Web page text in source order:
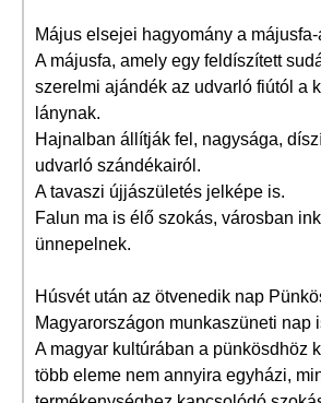
Május elsejei hagyomány a
A májusfa, amely egy feldíszített
szerelmi ajándék az udvarló fiútól a
lánynak.
Hajnalban állítják fel, nagysága,
udvarló szándékairól.
A tavaszi újjászületés jelképe is.
Falun ma is élő szokás, városban
ünnepelnek.
Húsvét után az ötvenedik nap
Magyarországon munkaszüneti nap
A magyar kultúrában a pünkösdhöz
több eleme nem annyira egyházi,